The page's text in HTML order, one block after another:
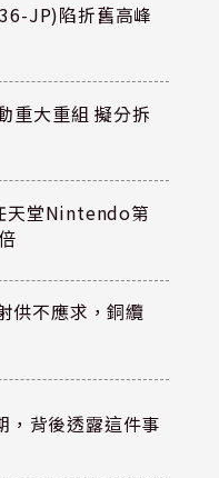
JP)陷折舊高峰
大重組 擬分拆
天堂Nintendo第
供不應求，銅纜
，背後透露這件事